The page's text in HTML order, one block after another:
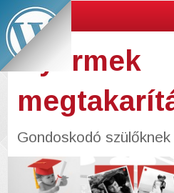
Gyermek
Gondoskodó szülőknek